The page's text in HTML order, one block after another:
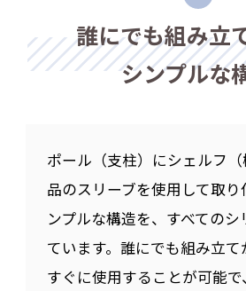
誰にでも組み立
シンプルな
ポール（支柱）にシェルフ
品のスリーブを使用して取
ンプルな構造を、すべてのシ
ています。誰にでも組み立て
すぐに使用することが可能で